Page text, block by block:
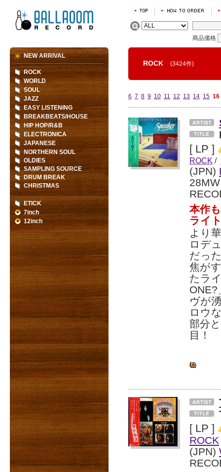
商品価格
ROCK (3424件)
6 7 8 9 10 11 12 13 14 15 16
[ LP ]
ROCK /
(JPN)
本作
ライ
より
ロデ
だっ
焦が
たラ
ヴが
ロウ
部分
目！
[ LP ]
ROCK
(JPN)
NEW ARRIVAL
ROCK
WORLD
SOUL
JAZZ
EASY LISTENING
BREAKBEATS/HOUSE
HIP HOP/R&B
ELECTRONICA
JAPANESE
NORTHERN SOUL
OLDIES
SAMPLING SOURCE
DRUM BREAK
CHRISTMAS
ETICK
7inch
12inch